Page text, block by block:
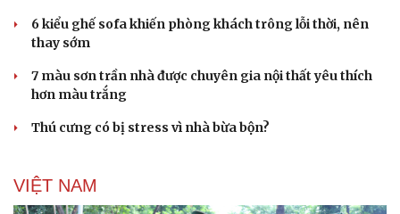
6 kiểu ghế sofa khiến phòng khách trông lỗi thời, nên
thay sớm
7 màu sơn trần nhà được chuyên gia nội thất yêu thích
hơn màu trắng
Thú cưng có bị stress vì nhà bừa bộn?
VIỆT NAM